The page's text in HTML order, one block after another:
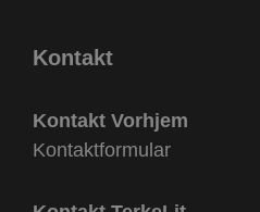
Kontakt
Kontakt Vorhjem
Kontaktformular